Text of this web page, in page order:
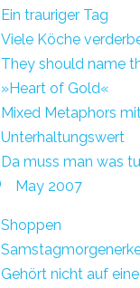
Ein trauriger Tag
Viele Köche
They should name
»Heart of Gold«
Mixed Metaphors
Unterhaltungswert
Da muss man was
May 2007
Shoppen
Gehört nicht auf